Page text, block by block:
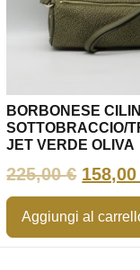
BORBONESE
SOTTOBRACCIO/
JET VERDE OLIVA
225,00€
Aggiungi al